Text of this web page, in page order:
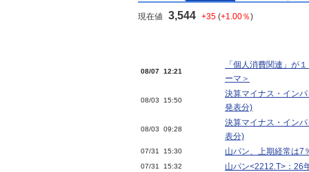
現在値 3,544 +35 (+1.00％)
08/07 12:21
「個人消費関連」が
ーマ＞
08/03 15:50
決算マイナス・イン
発表分)
08/03 09:28
決算マイナス・イン
表分)
07/31 15:30 山パン、上期経常は7
07/31 15:32 山パン<2212.T>：26